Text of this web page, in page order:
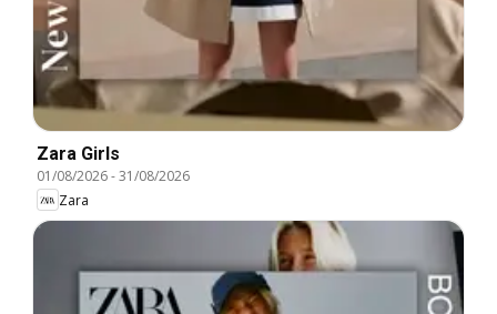
Zara Girls
01/08/2026-31/08/2026
Zara